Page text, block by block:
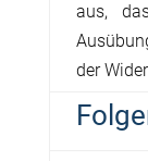
aus,
der